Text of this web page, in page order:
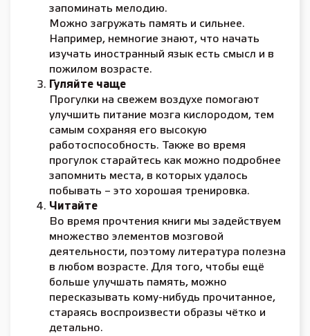
запоминать мелодию.
Можно загружать память и сильнее.
Например, немногие знают, что начать
изучать иностранный язык есть смысл и в
пожилом возрасте.
Гуляйте чаще
Прогулки на свежем воздухе помогают
улучшить питание мозга кислородом, тем
самым сохраняя его высокую
работоспособность. Также во время
прогулок старайтесь как можно подробнее
запомнить места, в которых удалось
побывать – это хорошая тренировка.
Читайте
Во время прочтения книги мы задействуем
множество элементов мозговой
деятельности, поэтому литература полезна
в любом возрасте. Для того, чтобы ещё
больше улучшать память, можно
пересказывать кому-нибудь прочитанное,
стараясь воспроизвести образы чётко и
детально.